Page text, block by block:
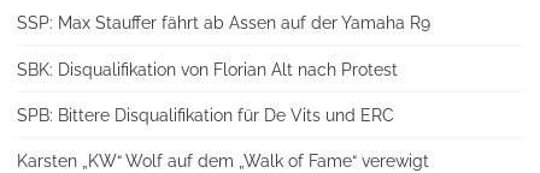
SSP: Max Stauffer fährt ab Assen auf der Yamaha R9
SBK: Disqualifikation von Florian Alt nach Protest
SPB: Bittere Disqualifikation für De Vits und ERC
Karsten „KW“ Wolf auf dem „Walk of Fame“ verewigt